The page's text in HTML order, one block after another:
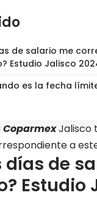
de salario me
Estudio Jalisco
es la fecha
CoparmexJalisco
a
días de
Estudio